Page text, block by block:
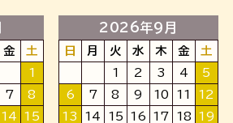
金
土
1
7
8
14
15
2026年9月
日 月 火 水 木 金
土
1
2 3 4
5
6
7 8 9 10 11
12
13
14 15 16 17 18
19